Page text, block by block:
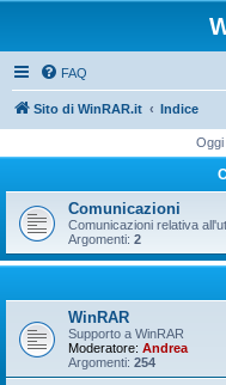
FAQ
Sito di WinRAR.it Indice
Oggi
Comunicazioni
Comunicazioni relativa
Argomenti: 2
WinRAR
Supporto a WinRAR
Moderatore: Andrea
Argomenti: 254